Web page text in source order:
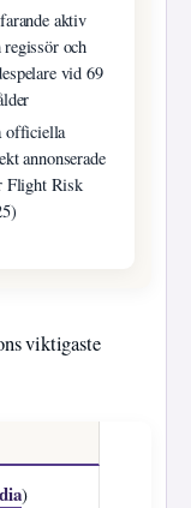
aktiv
regissör och
vid 69
officiella
annonserade
Flight Risk
viktigaste
)